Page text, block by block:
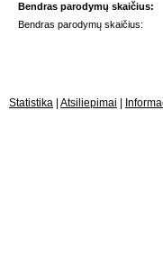
Bendras parodymų skaičius:
Bendras parodymų skaičius:
Statistika Atsiliepimai